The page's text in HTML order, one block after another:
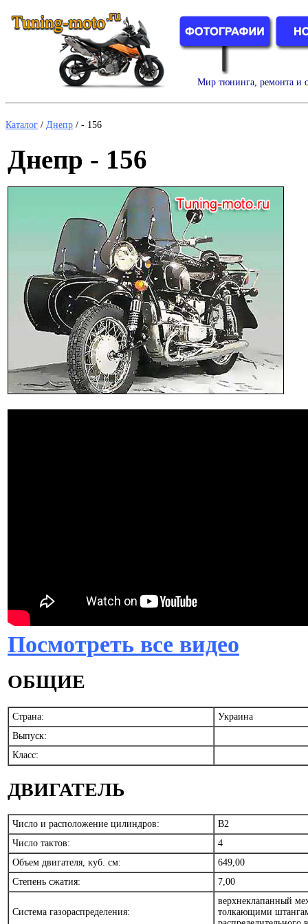
Мир тюнинга, ремонта и
Каталог / Днепр / - 156
Днепр - 156
Посмотреть все видео
ОБЩИЕ
Страна:
Украина
Выпуск:
Класс:
ДВИГАТЕЛЬ
Число и расположение цилиндров:
B2
Число тактов:
4
Объем двигателя, куб. см:
649,00
Степень сжатия:
7,00
Система газораспределения:
верхнеклапанный
толкающими